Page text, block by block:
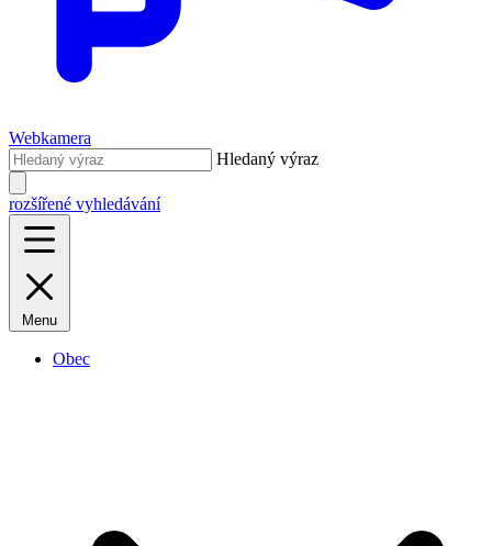
Webkamera
Hledaný výraz
rozšířené vyhledávání
Menu
Obec